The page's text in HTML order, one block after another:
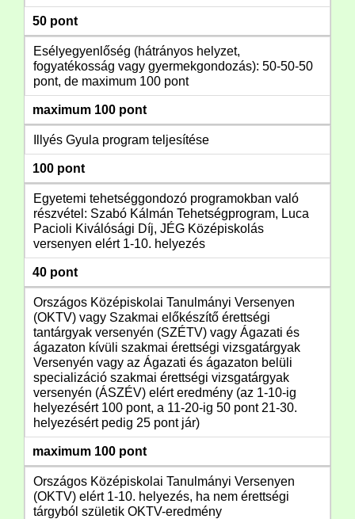
50 pont
Esélyegyenlőség (hátrányos helyzet,
fogyatékosság vagy gyermekgondozás): 50-50-50
pont, de maximum 100 pont
maximum 100 pont
Illyés Gyula program teljesítése
100 pont
Egyetemi tehetséggondozó programokban való
részvétel: Szabó Kálmán Tehetségprogram, Luca
Pacioli Kiválósági Díj, JÉG Középiskolás
versenyen elért 1-10. helyezés
40 pont
Országos Középiskolai Tanulmányi Versenyen
(OKTV) vagy Szakmai előkészítő érettségi
tantárgyak versenyén (SZÉTV) vagy Ágazati és
ágazaton kívüli szakmai érettségi vizsgatárgyak
Versenyén vagy az Ágazati és ágazaton belüli
specializáció szakmai érettségi vizsgatárgyak
versenyén (ÁSZÉV) elért eredmény (az 1-10-ig
helyezésért 100 pont, a 11-20-ig 50 pont 21-30.
helyezésért pedig 25 pont jár)
maximum 100 pont
Országos Középiskolai Tanulmányi Versenyen
(OKTV) elért 1-10. helyezés, ha nem érettségi
tárgyból születik OKTV-eredmény